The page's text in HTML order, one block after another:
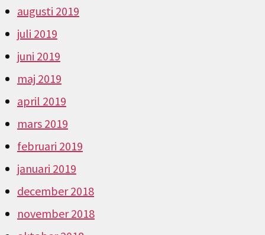
augusti 2019
juli 2019
juni 2019
maj 2019
april 2019
mars 2019
februari 2019
januari 2019
december 2018
november 2018